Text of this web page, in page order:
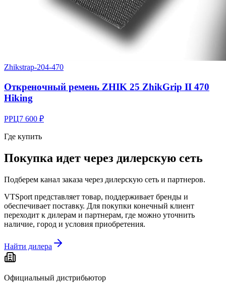
Zhikstrap-204-470
Откреночный ремень ZHIK 25 ZhikGrip II 470
Hiking
РРЦ7 600 ₽
Где купить
Покупка идет через дилерскую сеть
Подберем канал заказа через дилерскую сеть и партнеров.
VTSport представляет товар, поддерживает бренды и
обеспечивает поставку. Для покупки конечный клиент
переходит к дилерам и партнерам, где можно уточнить
наличие, город и условия приобретения.
Найти дилера
Официальный дистрибьютор